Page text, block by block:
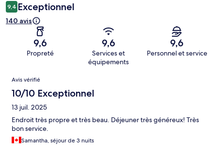
9,4 Exceptionnel
140 avis
9,6
Propreté
9,6
Services et
équipements
9,6
Personnel et service
Avis
Avis vérifié
10/10 Exceptionnel
13 juil. 2025
Endroit très propre et très beau. Déjeuner très généreux! Très
bon service.
Samantha, séjour de 3 nuits